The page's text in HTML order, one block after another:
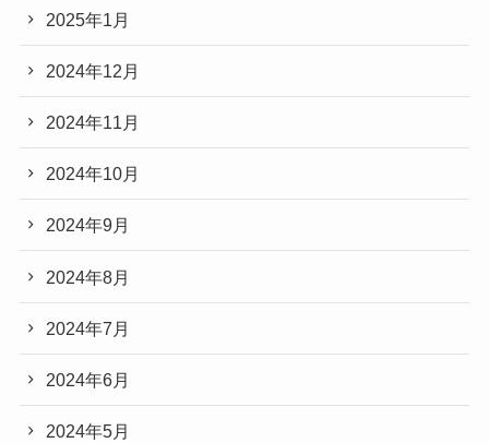
2025年1月
2024年12月
2024年11月
2024年10月
2024年9月
2024年8月
2024年7月
2024年6月
2024年5月